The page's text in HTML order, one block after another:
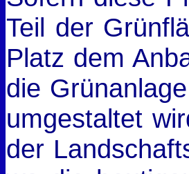
Teil der
Platz dem
die
umgestaltet
der